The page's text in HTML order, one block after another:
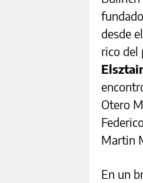
desde
rico del
Otero
Martin
En un